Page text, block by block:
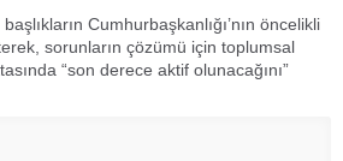
Cumhurbaşkanlığı’nın öncelikli
sorunların çözümü için toplumsal
“son derece aktif olunacağını”